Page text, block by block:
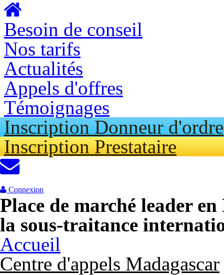
Aller au contenu principal
Besoin de conseil
Nos tarifs
Actualités
Appels d'offres
Témoignages
Inscription Donneur d'ordre
Inscription Prestataire
Connexion
Place de marché leader
la sous-traitance
Accueil
Centre d'appels Madagascar